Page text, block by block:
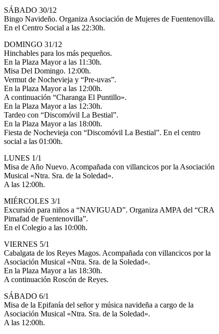
SÁBADO 30/12
Bingo Navideño. Organiza Asociación de Mujeres de Fuentenovilla.
En el Centro Social a las 22:30h.
DOMINGO 31/12
Hinchables para los más pequeños.
En la Plaza Mayor a las 11:30h.
Misa Del Domingo. 12:00h.
Vermut de Nochevieja y “Pre-uvas”.
En la Plaza Mayor a las 12:00h.
A continuación “Charanga El Puntillo».
En la Plaza Mayor a las 12:30h.
Tardeo con “Discomóvil La Bestial”.
En la Plaza Mayor a las 18:00h.
Fiesta de Nochevieja con “Discomóvil La Bestial”. En el centro
social a las 01:00h.
LUNES 1/1
Misa de Año Nuevo. Acompañada con villancicos por la Asociación
Musical «Ntra. Sra. de la Soledad».
A las 12:00h.
MIÉRCOLES 3/1
Excursión para niños a “NAVIGUAD”. Organiza AMPA del “CRA
Pimafad de Fuentenovilla”.
En el Colegio a las 10:00h.
VIERNES 5/1
Cabalgata de los Reyes Magos. Acompañada con villancicos por la
Asociación Musical «Ntra. Sra. de la Soledad».
En la Plaza Mayor a las 18:30h.
A continuación Roscón de Reyes.
SÁBADO 6/1
Misa de la Epifanía del señor y música navideña a cargo de la
Asociación Musical «Ntra. Sra. de la Soledad».
A las 12:00h.